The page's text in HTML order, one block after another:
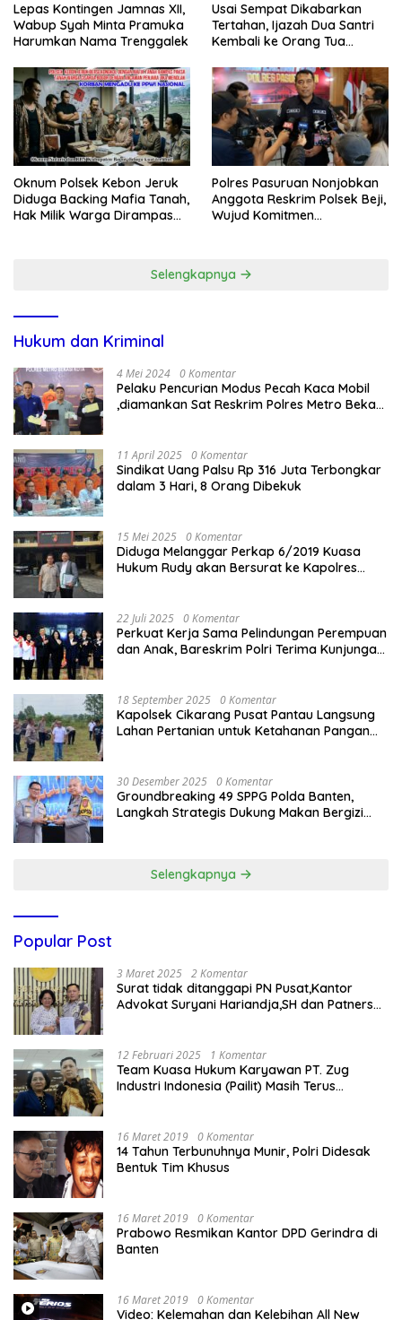
Lepas Kontingen Jamnas XII,
Wabup Syah Minta Pramuka
Harumkan Nama Trenggalek
Usai Sempat Dikabarkan
Tertahan, Ijazah Dua Santri
Kembali ke Orang Tua
Oknum Polsek Kebon Jeruk
Diduga Backing Mafia Tanah,
Hak Milik Warga Dirampas
Polres Pasuruan Nonjobkan
Anggota Reskrim Polsek Beji,
Wujud Komitmen
Selengkapnya
Hukum dan Kriminal
4 Mei 2024 0 Komentar
Pelaku Pencurian Modus Pecah Kaca Mobil
,diamankan Sat Reskrim Polres Metro Bekasi
11 April 2025 0 Komentar
Sindikat Uang Palsu Rp 316 Juta Terbongkar
dalam 3 Hari, 8 Orang Dibekuk
15 Mei 2025 0 Komentar
Diduga Melanggar Perkap 6/2019 Kuasa
Hukum Rudy akan Bersurat ke Kapolres
22 Juli 2025 0 Komentar
Perkuat Kerja Sama Pelindungan Perempuan
dan Anak, Bareskrim Polri Terima Kunjungan
18 September 2025 0 Komentar
Kapolsek Cikarang Pusat Pantau Langsung
Lahan Pertanian untuk Ketahanan Pangan
30 Desember 2025 0 Komentar
Groundbreaking 49 SPPG Polda Banten,
Langkah Strategis Dukung Makan Bergizi
Selengkapnya
Popular Post
3 Maret 2025 2 Komentar
Surat tidak ditanggapi PN Pusat,Kantor
Advokat Suryani Hariandja,SH dan Patners
12 Februari 2025 1 Komentar
Team Kuasa Hukum Karyawan PT. Zug
Industri Indonesia (Pailit) Masih Terus
16 Maret 2019 0 Komentar
14 Tahun Terbunuhnya Munir, Polri Didesak
Bentuk Tim Khusus
16 Maret 2019 0 Komentar
Prabowo Resmikan Kantor DPD Gerindra di
Banten
16 Maret 2019 0 Komentar
Video: Kelemahan dan Kelebihan All New